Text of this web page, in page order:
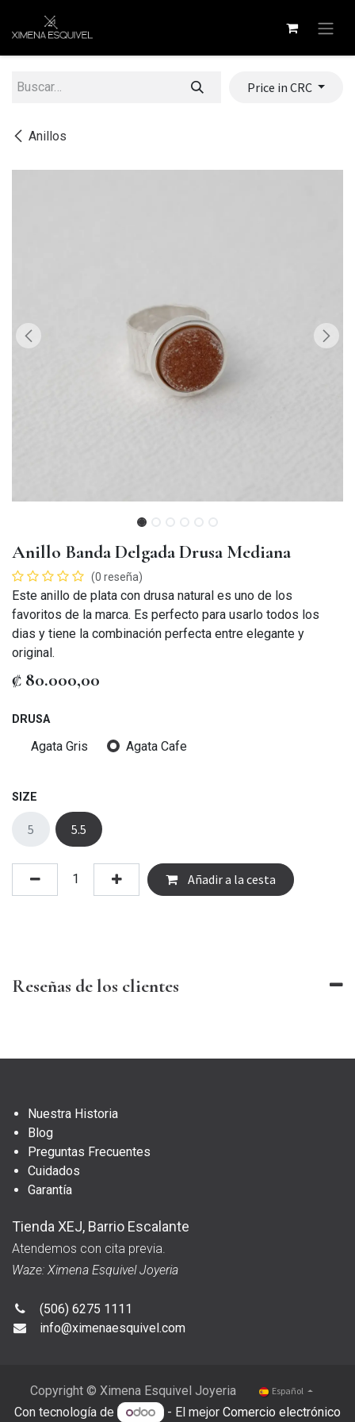
Anillos
Price in CRC
Anillo Banda Delgada Drusa Mediana
(0 reseña)
Este anillo de plata con drusa natural es uno de los
favoritos de la marca. Es perfecto para usarlo todos los
dias y tiene la combinación perfecta entre elegante y
original.
₡ 80.000,00
DRUSA
Agata Gris Agata Cafe
SIZE
5 5.5
Añadir a la cesta
Reseñas de los clientes
Nuestra Historia
Blog
Preguntas Frecuentes
Cuidados
Garantía
Tienda XEJ, Barrio Escalante
Atendemos con cita previa.
Waze: Ximena Esquivel Joyeria
(506) 6275 1111
info@ximenaesquivel.com
Copyright © Ximena Esquivel Joyeria Español
Con tecnología de - El mejorComercio electrónico